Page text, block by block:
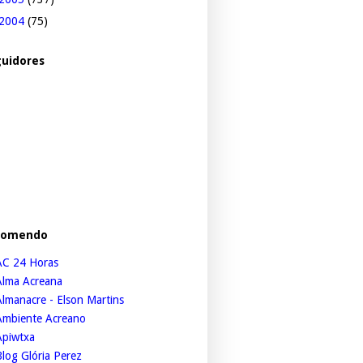
2004 (75)
24 Horas
Acreana
- Elson Martins
Acreano
Glória Perez